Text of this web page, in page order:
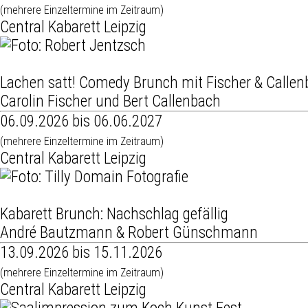
(mehrere Einzeltermine im Zeitraum)
Central Kabarett Leipzig
Lachen satt! Comedy Brunch mit Fischer &
Carolin Fischer und Bert Callenbach
06.09.2026 bis 06.06.2027
(mehrere Einzeltermine im Zeitraum)
Central Kabarett Leipzig
Kabarett Brunch: Nachschlag gefällig
André Bautzmann & Robert Günschmann
13.09.2026 bis 15.11.2026
(mehrere Einzeltermine im Zeitraum)
Central Kabarett Leipzig